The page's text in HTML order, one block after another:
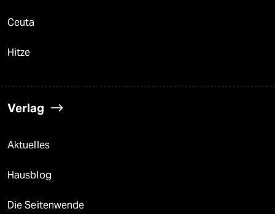
Ceuta
Hitze
Verlag
Aktuelles
Hausblog
Die Seitenwende